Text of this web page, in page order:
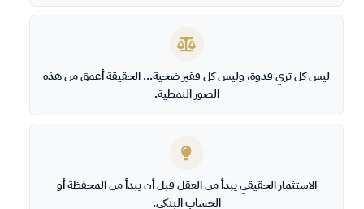
ليس كل ثري قدوة، وليس كل فقير ضحية… الحقيقة أعمق من هذه
الصور النمطية.
الاستثمار الحقيقي يبدأ من العقل قبل أن يبدأ من المحفظة أو
الحساب البنكي.